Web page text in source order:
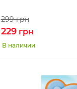
299грн
229грн
В наличии